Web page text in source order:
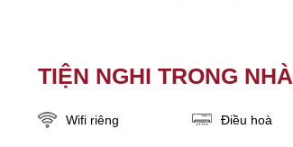
TIỆN NGHI TRONG NHÀ
Wifi riêng Điều hoà